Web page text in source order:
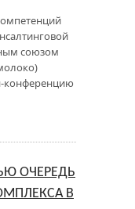
союзом
конференцию
ОЧЕРЕДЬ
В